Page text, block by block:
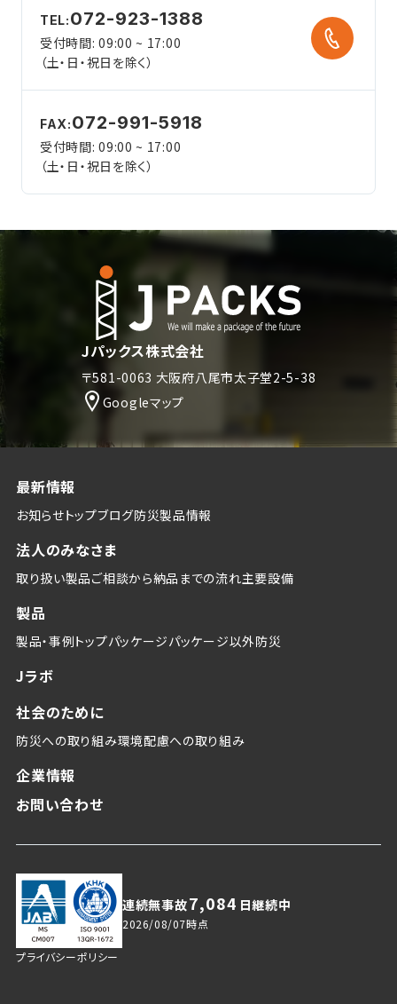
TEL:072-923-1388
受付時間: 09:00 ~ 17:00
（土・日・祝日を除く）
FAX:072-991-5918
受付時間: 09:00 ~ 17:00
（土・日・祝日を除く）
Jパックス株式会社
〒581-0063 大阪府八尾市太子堂2-5-38
Googleマップ
最新情報
お知らせトップブログ防災製品情報
法人のみなさま
取り扱い製品ご相談から納品までの流れ主要設備
製品
製品・事例トップパッケージパッケージ以外防災
Jラボ
社会のために
防災への取り組み環境配慮への取り組み
企業情報
お問い合わせ
連続無事故7,084 日継続中
2026/08/07時点
プライバシーポリシー